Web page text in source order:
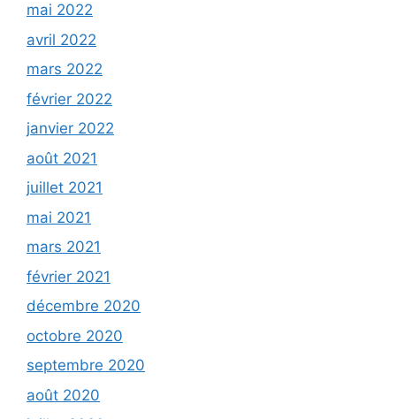
mai 2022
avril 2022
mars 2022
février 2022
janvier 2022
août 2021
juillet 2021
mai 2021
mars 2021
février 2021
décembre 2020
octobre 2020
septembre 2020
août 2020